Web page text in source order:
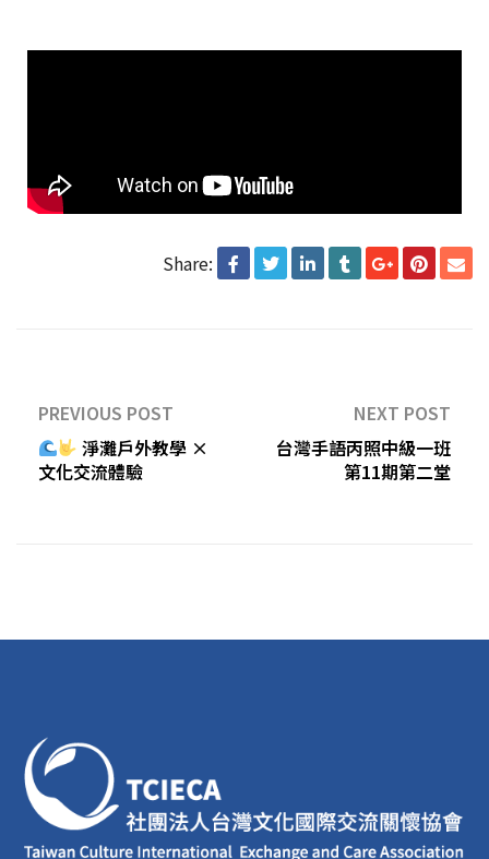
Share:
PREVIOUS POST
淨灘戶外教學 ×
文化交流體驗
NEXT POST
台灣手語丙照中級一班
第11期第二堂